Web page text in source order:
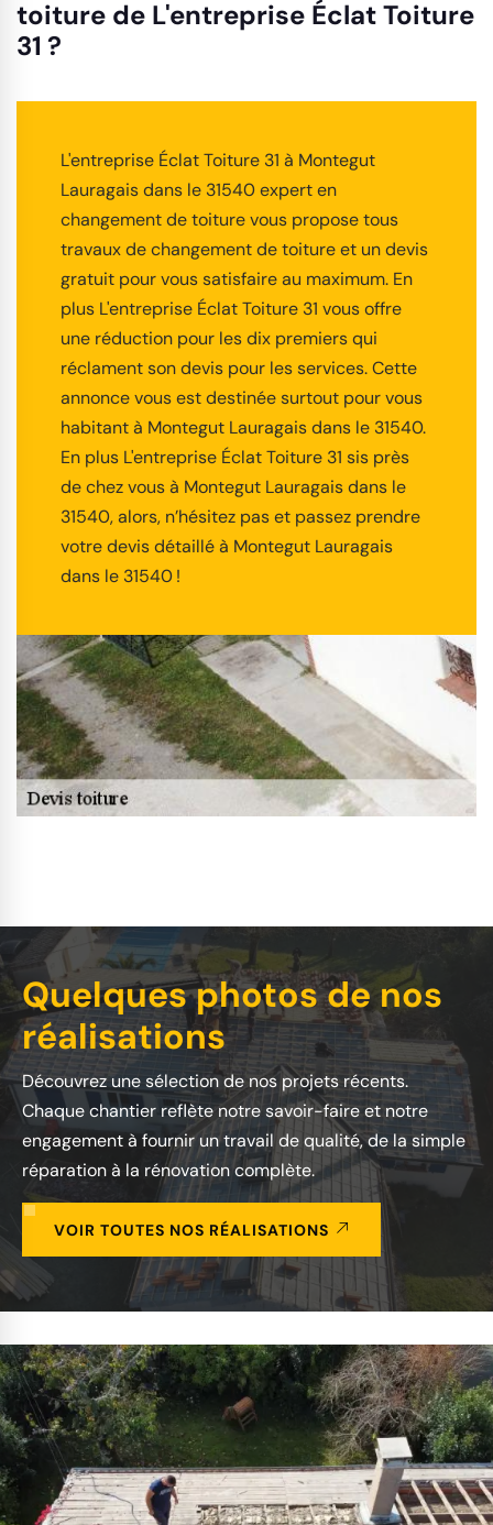
toiture de L'entreprise Éclat Toiture
31 ?
L'entreprise Éclat Toiture 31 à Montegut
Lauragais dans le 31540 expert en
changement de toiture vous propose tous
travaux de changement de toiture et un devis
gratuit pour vous satisfaire au maximum. En
plus L'entreprise Éclat Toiture 31 vous offre
une réduction pour les dix premiers qui
réclament son devis pour les services. Cette
annonce vous est destinée surtout pour vous
habitant à Montegut Lauragais dans le 31540.
En plus L'entreprise Éclat Toiture 31 sis près
de chez vous à Montegut Lauragais dans le
31540, alors, n’hésitez pas et passez prendre
votre devis détaillé à Montegut Lauragais
dans le 31540 !
Quelques photos de nos
réalisations
Découvrez une sélection de nos projets récents.
Chaque chantier reflète notre savoir-faire et notre
engagement à fournir un travail de qualité, de la simple
réparation à la rénovation complète.
VOIR TOUTES NOS RÉALISATIONS